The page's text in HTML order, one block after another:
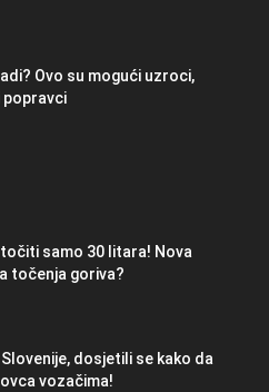
Ovo su mogući uzroci,
popravci
samo 30 litara! Nova
točenja goriva?
dosjetili se kako da
vozačima!